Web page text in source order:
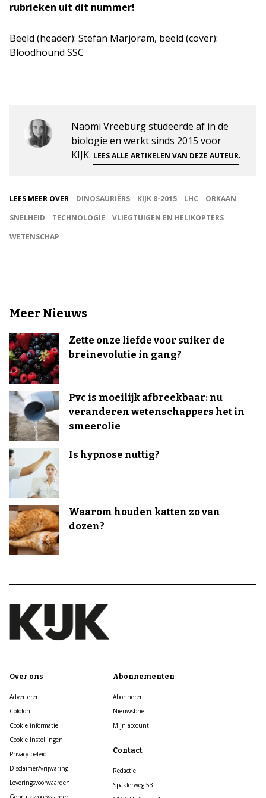
rubrieken uit dit nummer!
Beeld (header): Stefan Marjoram, beeld (cover):
Bloodhound SSC
Naomi Vreeburg studeerde af in de
biologie en werkt sinds 2015 voor
KIJK. LEES ALLE ARTIKELEN VAN DEZE AUTEUR.
LEES MEER OVER DINOSAURIËRS KIJK 8-2015 LHC
ORKAAN
SNELHEID
TECHNOLOGIE
VLIEGTUIGEN EN HELIKOPTERS
WETENSCHAP
Meer Nieuws
Zette onze liefde voor suiker de
breinevolutie in gang?
Pvc is moeilijk afbreekbaar: nu
veranderen wetenschappers het in
smeerolie
Is hypnose nuttig?
Waarom houden katten zo van
dozen?
Over ons
Adverteren
Colofon
Cookie informatie
Cookie Instellingen
Privacy beleid
Disclaimer/vrijwaring
Leveringsvoorwaarden
Abonnementen
Abonneren
Nieuwsbrief
Mijn account
Contact
Redactie
Spaklerweg 53